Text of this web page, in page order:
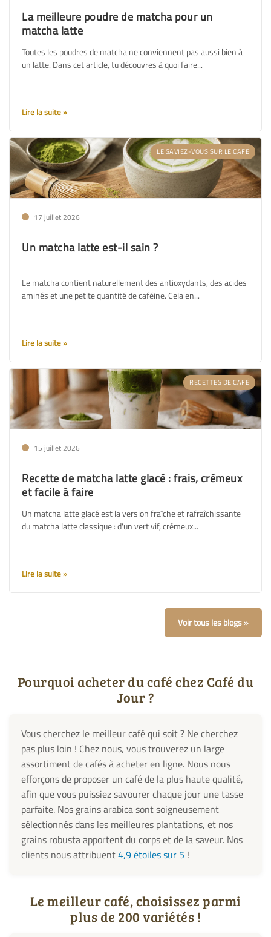
La meilleure poudre de matcha pour un
matcha latte
Toutes les poudres de matcha ne conviennent pas aussi bien à
un latte. Dans cet article, tu découvres à quoi faire...
Lire la suite
LE SAVIEZ-VOUS SUR LE CAFÉ
17 juillet 2026
Un matcha latte est-il sain ?
Le matcha contient naturellement des antioxydants, des acides
aminés et une petite quantité de caféine. Cela en...
Lire la suite
RECETTES DE CAFÉ
15 juillet 2026
Recette de matcha latte glacé : frais, crémeux
et facile à faire
Un matcha latte glacé est la version fraîche et rafraîchissante
du matcha latte classique : d'un vert vif, crémeux...
Lire la suite
Voir tous les blogs
Pourquoi acheter du café chez Café du
Jour ?
Vous cherchez le meilleur café qui soit ? Ne cherchez
pas plus loin ! Chez nous, vous trouverez un large
assortiment de cafés à acheter en ligne. Nous nous
efforçons de proposer un café de la plus haute qualité,
afin que vous puissiez savourer chaque jour une tasse
parfaite. Nos grains arabica sont soigneusement
sélectionnés dans les meilleures plantations, et nos
grains robusta apportent du corps et de la saveur. Nos
clients nous attribuent4,9 étoiles sur 5 !
Le meilleur café, choisissez parmi
plus de 200 variétés !